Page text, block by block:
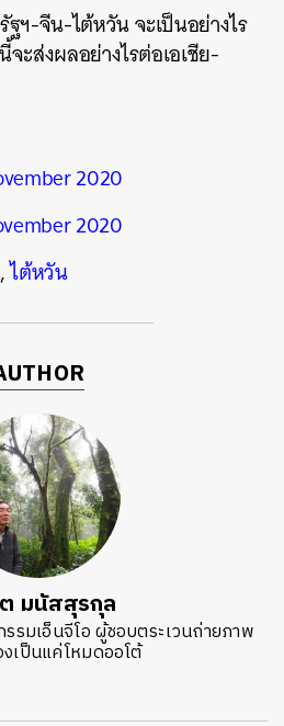
ฯ-จีน-ไต้หวัน จะเป็นอย่างไร
ะส่งผลอย่างไรต่อเอเชีย-
2020
2020
,ไต้หวัน
มนัสสุรกุล
มเอ็นจีโอ ผู้ชอบตระเวนถ่ายภาพ
เป็นแค่โหมดออโต้